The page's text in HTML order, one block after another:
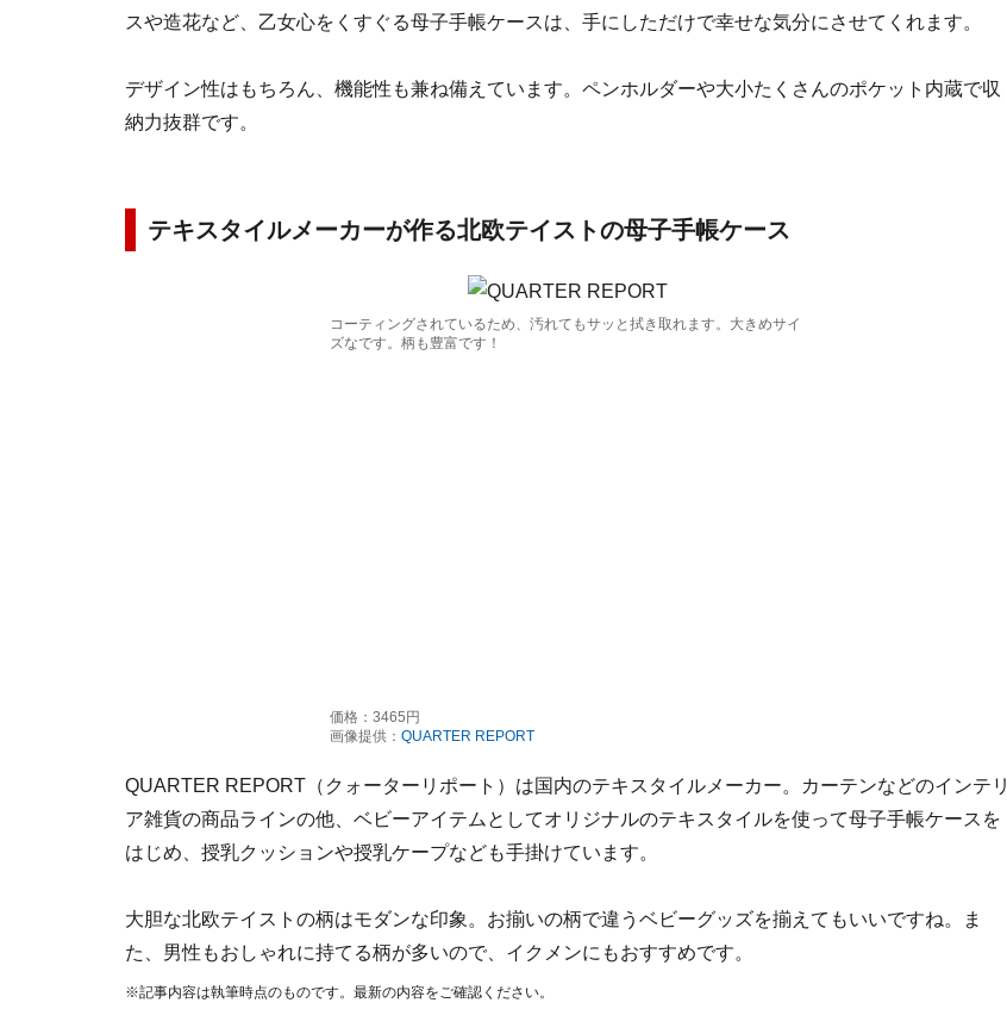
スや造花など、乙女心をくすぐる母子手帳ケースは、手にしただけで幸せな気分にさせてくれます。
デザイン性はもちろん、機能性も兼ね備えています。ペンホルダーや大小たくさんのポケット内蔵で収
納力抜群です。
テキスタイルメーカーが作る北欧テイストの母子手帳ケース
コーティングされているため、汚れてもサッと拭き取れます。大きめサイ
ズなです。柄も豊富です！
価格：3465円
画像提供： QUARTER REPORT
QUARTER REPORT（クォーターリポート）は国内のテキスタイルメーカー。カーテンなどのインテリ
ア雑貨の商品ラインの他、ベビーアイテムとしてオリジナルのテキスタイルを使って母子手帳ケースを
はじめ、授乳クッションや授乳ケープなども手掛けています。
大胆な北欧テイストの柄はモダンな印象。お揃いの柄で違うベビーグッズを揃えてもいいですね。ま
た、男性もおしゃれに持てる柄が多いので、イクメンにもおすすめです。
※記事内容は執筆時点のものです。最新の内容をご確認ください。